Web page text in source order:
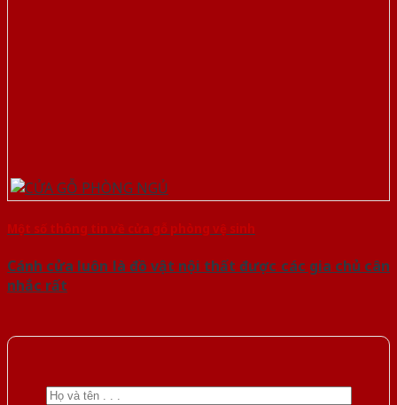
Một số thông tin về cửa gỗ phòng vệ sinh
Cánh cửa luôn là đồ vật nội thất được các gia chủ cân
nhắc rất